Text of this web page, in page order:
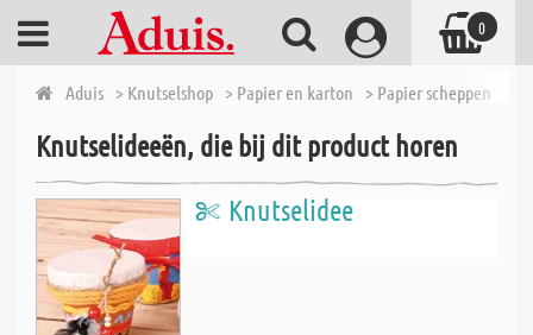
Aduis > Knutselshop > Papier en karton > Papier scheppen
Knutselideeën, die bij dit product horen
Knutselidee
0